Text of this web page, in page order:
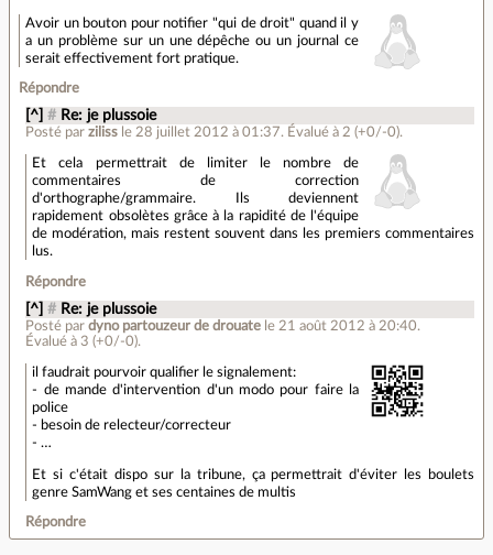
Avoir un bouton pour notifier "qui de droit" quand il y
a un problème sur un une dépêche ou un journal ce
serait effectivement fort pratique.
Répondre
[^] # Re: je plussoie
Posté parziliss le 28 juillet 2012 à 01:37. Évalué à2 (+0/-0).
Et cela permettrait de limiter le nombre de
commentaires de correction
d'orthographe/grammaire. Ils deviennent
rapidement obsolètes grâce à la rapidité de l'équipe
de modération, mais restent souvent dans les premiers commentaires
lus.
Répondre
[^] # Re: je plussoie
Posté pardyno partouzeur de drouate le 21 août 2012 à 20:40.
Évalué à 3 (+0/-0).
il faudrait pourvoir qualifier le signalement:
- de mande d'intervention d'un modo pour faire la
police
- besoin de relecteur/correcteur
- …
Et si c'était dispo sur la tribune, ça permettrait d'éviter les boulets
genre SamWang et ses centaines de multis
Répondre